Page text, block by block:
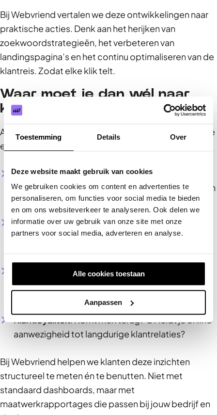
Toestemming Details Over
Deze website maakt gebruik van cookies
We gebruiken cookies om content en advertenties te
personaliseren, om functies voor social media te bieden
en om ons websiteverkeer te analyseren. Ook delen we
informatie over uw gebruik van onze site met onze
partners voor social media, adverteren en analyse.
Alle cookies toestaan
Aanpassen
Bij Webvriend vertalen we deze ontwikkelingen naar
praktische acties. Denk aan het herijken van
zoekwoordstrategieën, het verbeteren van
landingspagina’s en het continu optimaliseren van de
klantreis. Zodat elke klik telt.
Waar moet je dan wél naar
kijken?
Als je wilt sturen op echte impact, zijn dit de cijfers die
er écht toe doen:
Conversieratio: Hoeveel procent van je
bezoekers voert een gewenste actie uit (zoals een
aanvraag, aankoop of contactmoment)?
Kwaliteit van verkeer: Komt je bezoek uit
relevante bronnen en sluiten hun intenties aan bij
: Blijven bezoekers op je site, lezen
ze meerdere pagina’s en tonen ze echte
Klantloyaliteit: Komt men terug? Of leidt je online
aanwezigheid tot langdurige klantrelaties?
Bij Webvriend helpen we klanten deze inzichten
structureel te meten én te benutten. Niet met
standaard dashboards, maar met
maatwerkrapportages die passen bij jouw bedrijf en